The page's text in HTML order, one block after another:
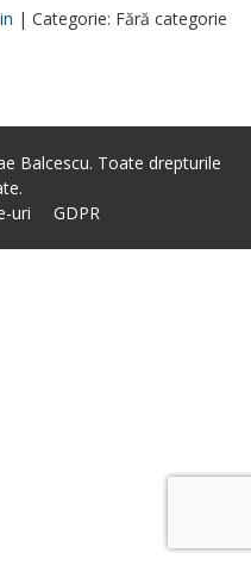
| Categorie: Fără categorie
Balcescu. Toate drepturile
uri
GDPR